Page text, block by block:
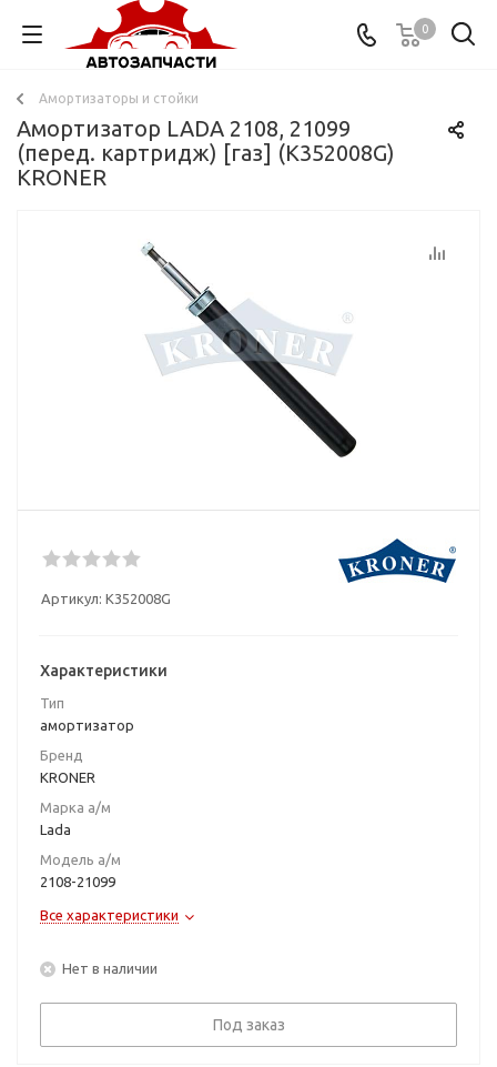
0
Амортизаторы и стойки
Амортизатор LADA 2108, 21099
(перед. картридж) [газ] (K352008G)
KRONER
Артикул: K352008G
Характеристики
Тип
амортизатор
Бренд
KRONER
Марка а/м
Lada
Модель а/м
2108-21099
Все характеристики
Нет в наличии
Под заказ